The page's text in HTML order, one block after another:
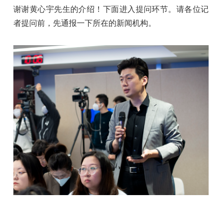
谢谢黄心宇先生的介绍！下面进入提问环节。请各位记
者提问前，先通报一下所在的新闻机构。